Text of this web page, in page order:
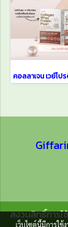
สงวนสิทธิ์การใ
เว็บไซต์นี้มีการใ